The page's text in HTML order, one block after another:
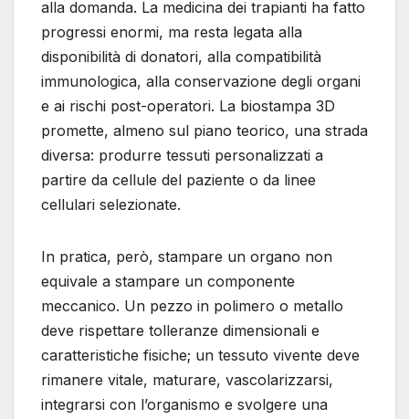
alla domanda. La medicina dei trapianti ha fatto
progressi enormi, ma resta legata alla
disponibilità di donatori, alla compatibilità
immunologica, alla conservazione degli organi
e ai rischi post-operatori. La biostampa 3D
promette, almeno sul piano teorico, una strada
diversa: produrre tessuti personalizzati a
partire da cellule del paziente o da linee
cellulari selezionate.
In pratica, però, stampare un organo non
equivale a stampare un componente
meccanico. Un pezzo in polimero o metallo
deve rispettare tolleranze dimensionali e
caratteristiche fisiche; un tessuto vivente deve
rimanere vitale, maturare, vascolarizzarsi,
integrarsi con l’organismo e svolgere una